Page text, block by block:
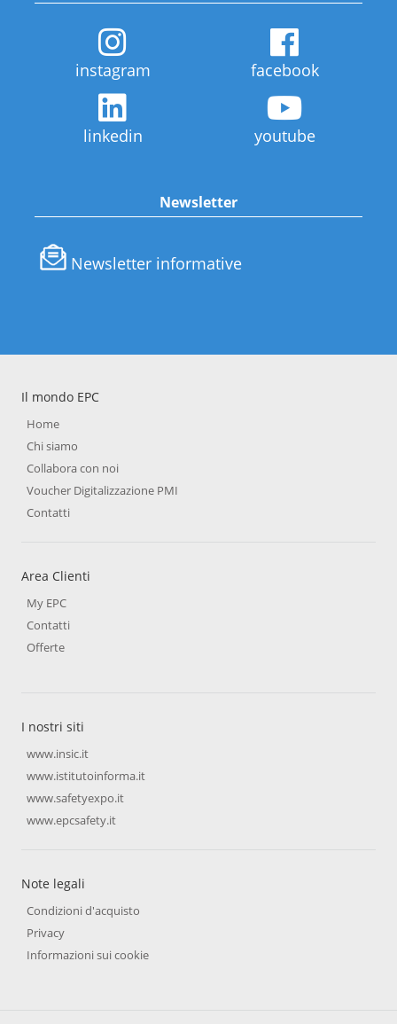
instagram facebook
linkedin youtube
Newsletter
Newsletter informative
Il mondo EPC
Home
Chi siamo
Collabora con noi
Voucher Digitalizzazione PMI
Contatti
Area Clienti
My EPC
Contatti
Offerte
I nostri siti
www.insic.it
www.istitutoinforma.it
www.safetyexpo.it
www.epcsafety.it
Note legali
Condizioni d'acquisto
Privacy
Informazioni sui cookie